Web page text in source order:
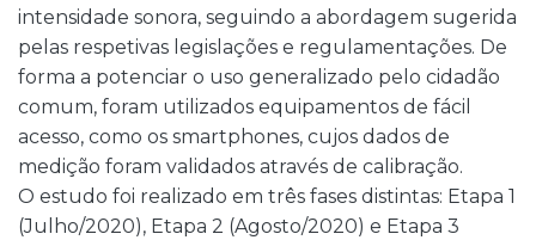
intensidade sonora, seguindo a abordagem sugerida
pelas respetivas legislações e regulamentações. De
forma a potenciar o uso generalizado pelo cidadão
comum, foram utilizados equipamentos de fácil
acesso, como os smartphones, cujos dados de
medição foram validados através de calibração.
O estudo foi realizado em três fases distintas: Etapa 1
(Julho/2020), Etapa 2 (Agosto/2020) e Etapa 3